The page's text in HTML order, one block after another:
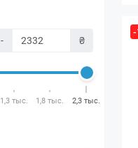
- ₴
1,3 тыс. 1,8 тыс. 2,3 тыс.